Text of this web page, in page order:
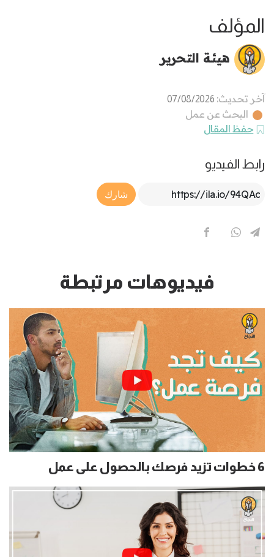
المؤلف
هيئة التحرير
آخر تحديث: 07/08/2026
البحث عن عمل
حفظ المقال
رابط الفيديو
Article Link
شارك
فيديوهات مرتبطة
6 خطوات تزيد فرصك بالحصول على عمل